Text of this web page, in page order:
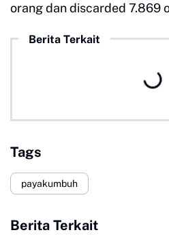
orang dan discarded 7.869
Berita Terkait
Tags
payakumbuh
Berita Terkait